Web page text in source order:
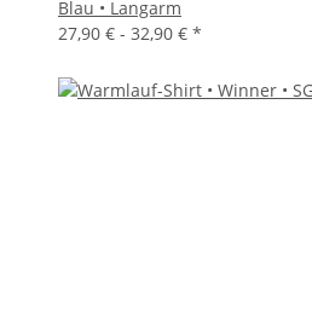
Blau • Langarm
27,90 € - 32,90 € *